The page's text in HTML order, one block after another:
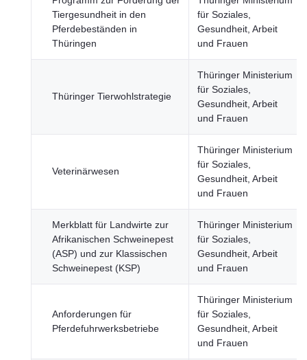
Tiergesundheit in den
Pferdebeständen in
Thüringen
für Soziales,
Gesundheit, Arbeit
und Frauen
Thüringer Tierwohlstrategie
Thüringer Ministerium
für Soziales,
Gesundheit, Arbeit
und Frauen
Veterinärwesen
Thüringer Ministerium
für Soziales,
Gesundheit, Arbeit
und Frauen
Merkblatt für Landwirte zur
Afrikanischen Schweinepest
(ASP) und zur Klassischen
Schweinepest (KSP)
Thüringer Ministerium
für Soziales,
Gesundheit, Arbeit
und Frauen
Anforderungen für
Pferdefuhrwerksbetriebe
Thüringer Ministerium
für Soziales,
Gesundheit, Arbeit
und Frauen